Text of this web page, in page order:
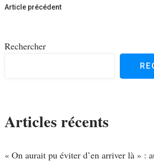
Navigation
Article précédent
Rechercher
Articles récents
« On aurait pu éviter d’en arriver là » :